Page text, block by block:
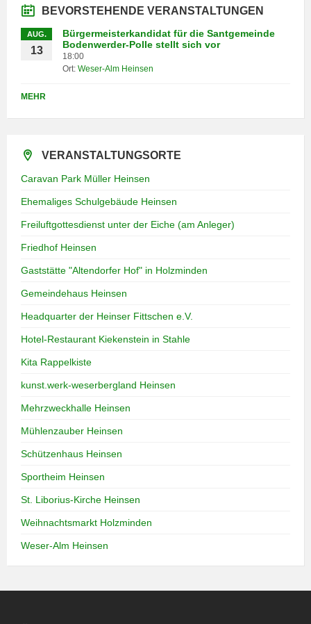
BEVORSTEHENDE VERANSTALTUNGEN
AUG.
13
Bürgermeisterkandidat für die Santgemeinde
Bodenwerder-Polle stellt sich vor
18:00
Ort: Weser-Alm Heinsen
MEHR
VERANSTALTUNGSORTE
Caravan Park Müller Heinsen
Ehemaliges Schulgebäude Heinsen
Freiluftgottesdienst unter der Eiche (am Anleger)
Friedhof Heinsen
Gaststätte "Altendorfer Hof" in Holzminden
Gemeindehaus Heinsen
Headquarter der Heinser Fittschen e.V.
Hotel-Restaurant Kiekenstein in Stahle
Kita Rappelkiste
kunst.werk-weserbergland Heinsen
Mehrzweckhalle Heinsen
Mühlenzauber Heinsen
Schützenhaus Heinsen
Sportheim Heinsen
St. Liborius-Kirche Heinsen
Weihnachtsmarkt Holzminden
Weser-Alm Heinsen